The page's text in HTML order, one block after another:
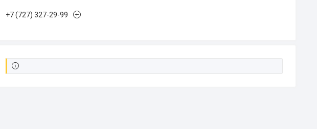
+7 (727) 327-29-99